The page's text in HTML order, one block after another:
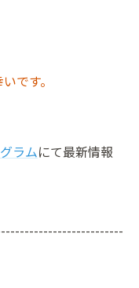
です。
ラムにて最新情報